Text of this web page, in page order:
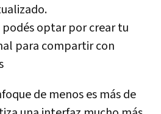
optar por crear tu
para compartir con
de menos es más de